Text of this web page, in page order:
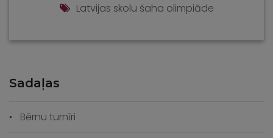
Latvijas skolu šaha olimpiāde
Sadaļas
Bērnu turnīri